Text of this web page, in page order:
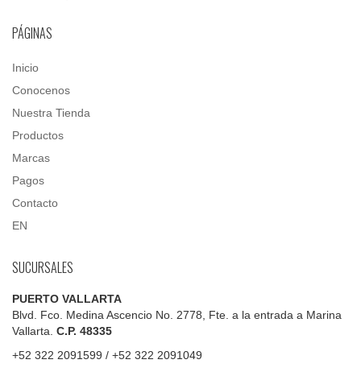
PÁGINAS
Inicio
Conocenos
Nuestra Tienda
Productos
Marcas
Pagos
Contacto
EN
SUCURSALES
PUERTO VALLARTA
Blvd. Fco. Medina Ascencio No. 2778, Fte. a la entrada a Marina
Vallarta. C.P. 48335
+52 322 2091599 / +52 322 2091049